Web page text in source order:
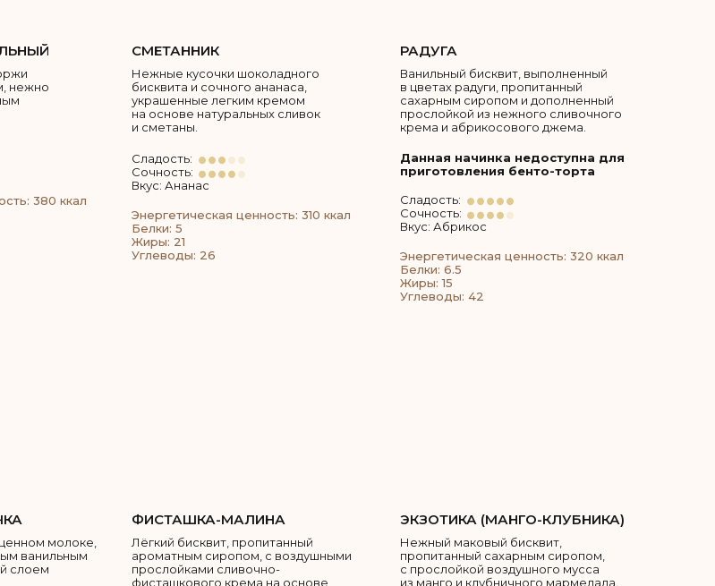
Ванильный бисквит, выполненный
в цветах радуги, пропитанный
сахарным сиропом и дополненный
прослойкой из нежного сливочного
крема и абрикосового джема.
Энергетическая ценность: 310 ккал
Белки: 5
Жиры: 21
Углеводы: 26
Нежные кусочки шоколадного
бисквита и сочного ананаса,
украшенные легким кремом
на основе натуральных сливок
и сметаны.
РАДУГА
СМЕТАННИК
нежно
380 ккал
молоке,
ванильным
слоем
ФИСТАШКА-МАЛИНА
Лёгкий бисквит, пропитанный
ароматным сиропом, с воздушными
прослойками сливочно-
фисташкового крема на основе
Нежный маковый бисквит,
пропитанный сахарным сиропом,
с прослойкой воздушного мусса
из манго и клубничного мармелада.
Данная начинка недоступна для
приготовления бенто-торта
Энергетическая ценность: 320 ккал
Белки: 6.5
Жиры: 15
Углеводы: 42
ЭКЗОТИКА (МАНГО-КЛУБНИКА)
Сладость:
Сочность:
Вкус: Абрикос
Сладость:
Сочность:
Вкус: Ананас